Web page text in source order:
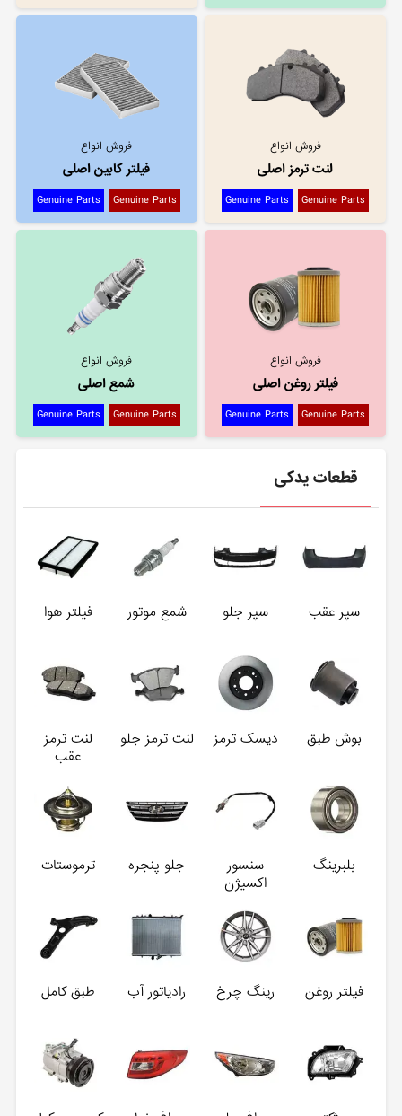
فروش انواع
لنت ترمز اصلی
Genuine Parts
Genuine Parts
فروش انواع
فیلتر کابین اصلی
Genuine Parts
Genuine Parts
فروش انواع
فیلتر روغن اصلی
Genuine Parts
Genuine Parts
فروش انواع
شمع اصلی
Genuine Parts
Genuine Parts
قطعات یدکی
سپر عقب سپر جلو شمع موتور فیلتر هوا
بوش طبق دیسک ترمز لنت ترمز جلو
لنت ترمز
عقب
بلبرینگ
سنسور
اکسیژن
جلو پنجره ترموستات
فیلتر روغن رینگ چرخ رادیاتور آب طبق کامل